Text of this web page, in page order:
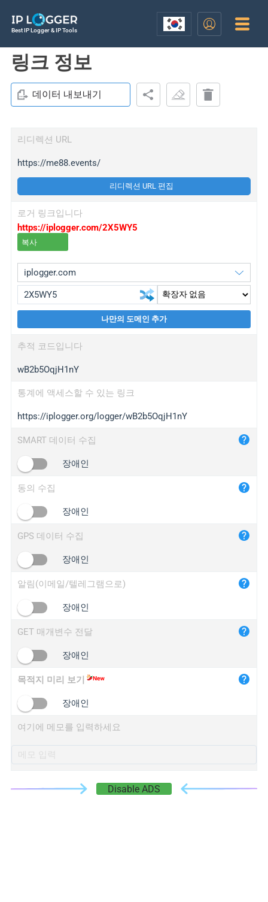
Best IP Logger & IP Tools
링크 정보
데이터 내보내기
리디렉션 URL
https://me88.events/
리디렉션 URL 편집
로거 링크입니다
https://iplogger.com/2X5WY5
복사
wl.gl
ed.tc
bc.ax
iplogger.com
maper.info
2no.co
yip.su
iplogger.info
iplogger.cn
나만의 도메인 추가
추적 코드입니다
wB2b5OqjH1nY
통계에 액세스할 수 있는 링크
https://iplogger.org/logger/wB2b5OqjH1nY
SMART 데이터 수집
장애인
동의 수집
장애인
GPS 데이터 수집
장애인
알림(이메일/텔레그램으로)
장애인
GET 매개변수 전달
장애인
목적지 미리 보기
장애인
여기에 메모를 입력하세요
Disable ADS